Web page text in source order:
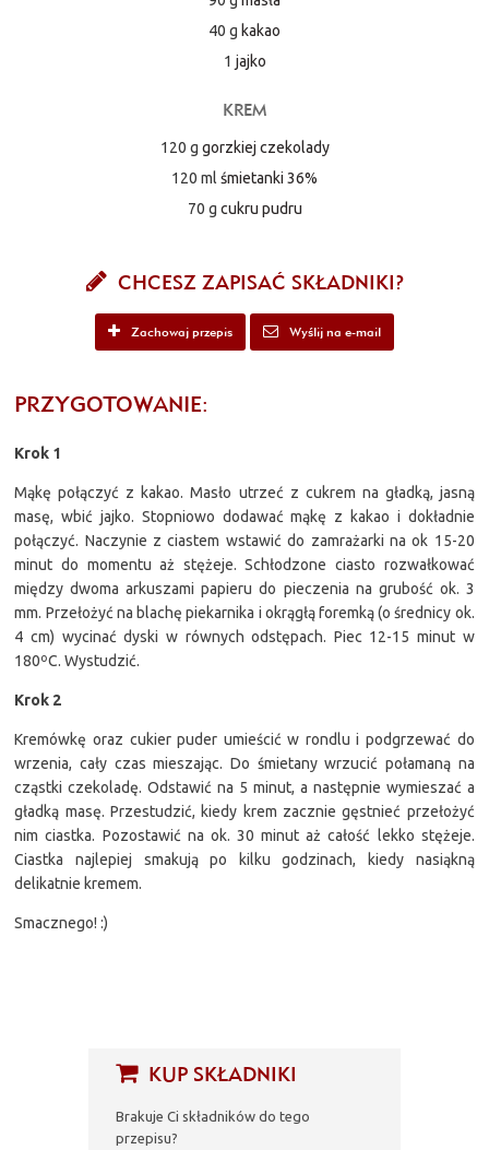
40 g kakao
1 jajko
KREM
120 g gorzkiej czekolady
120 ml śmietanki 36%
70 g cukru pudru
KUP SKŁADNIKI
Brakuje Ci składników do tego
przepisu?
CHCESZ ZAPISAĆ SKŁADNIKI?
Zachowaj przepis Wyślij na e-mail
PRZYGOTOWANIE:
Krok 1
Mąkę połączyć z kakao. Masło utrzeć z cukrem na gładką, jasną
masę, wbić jajko. Stopniowo dodawać mąkę z kakao i dokładnie
połączyć. Naczynie z ciastem wstawić do zamrażarki na ok 15-20
minut do momentu aż stężeje. Schłodzone ciasto rozwałkować
między dwoma arkuszami papieru do pieczenia na grubość ok. 3
mm. Przełożyć na blachę piekarnika i okrągłą foremką (o średnicy ok.
4 cm) wycinać dyski w równych odstępach. Piec 12-15 minut w
180ºC. Wystudzić.
Krok 2
Kremówkę oraz cukier puder umieścić w rondlu i podgrzewać do
wrzenia, cały czas mieszając. Do śmietany wrzucić połamaną na
cząstki czekoladę. Odstawić na 5 minut, a następnie wymieszać a
gładką masę. Przestudzić, kiedy krem zacznie gęstnieć przełożyć
nim ciastka. Pozostawić na ok. 30 minut aż całość lekko stężeje.
Ciastka najlepiej smakują po kilku godzinach, kiedy nasiąkną
delikatnie kremem.
Smacznego! :)